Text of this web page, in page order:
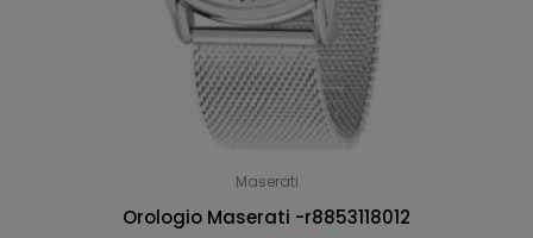
Maserati
Orologio Maserati -r8853118012